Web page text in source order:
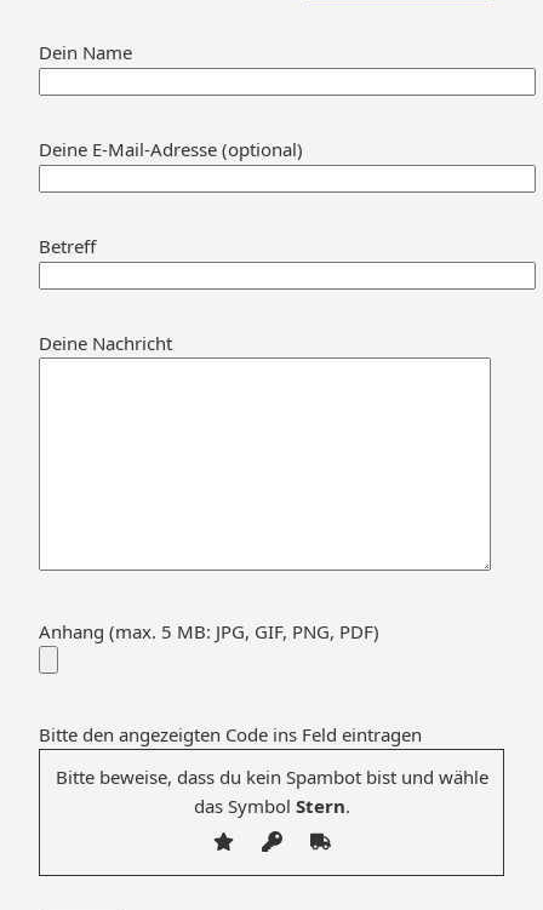
Dein Name
Deine E-Mail-Adresse (optional)
Betreff
Deine Nachricht
Anhang (max. 5 MB: JPG, GIF, PNG, PDF)
Bitte den angezeigten Code ins Feld eintragen
Bitte beweise, dass du kein Spambot bist und wähle
das Symbol Stern.